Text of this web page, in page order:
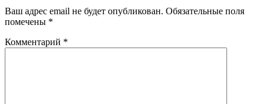
Ваш адрес email не будет опубликован. Обязательные поля
помечены *
Комментарий *